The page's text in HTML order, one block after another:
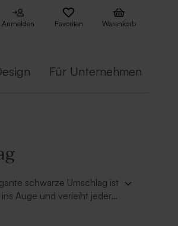
Anmelden Favoriten Warenkorb
Für Unternehmen
schwarze Umschlag ist
Auge und verleiht jeder